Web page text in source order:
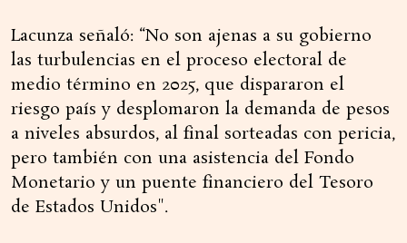
Lacunza señaló: “No son ajenas a su gobierno
las turbulencias en el proceso electoral de
medio término en 2025, que dispararon el
riesgo país y desplomaron la demanda de pesos
a niveles absurdos, al final sorteadas con pericia,
pero también con una asistencia del Fondo
Monetario y un puente financiero del Tesoro
de Estados Unidos".